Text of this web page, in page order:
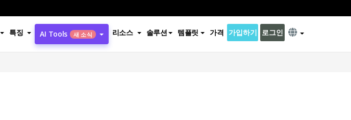
특징 AI Tools 새 소식 리소스 솔루션 템플릿 가격 가입하기 로그인